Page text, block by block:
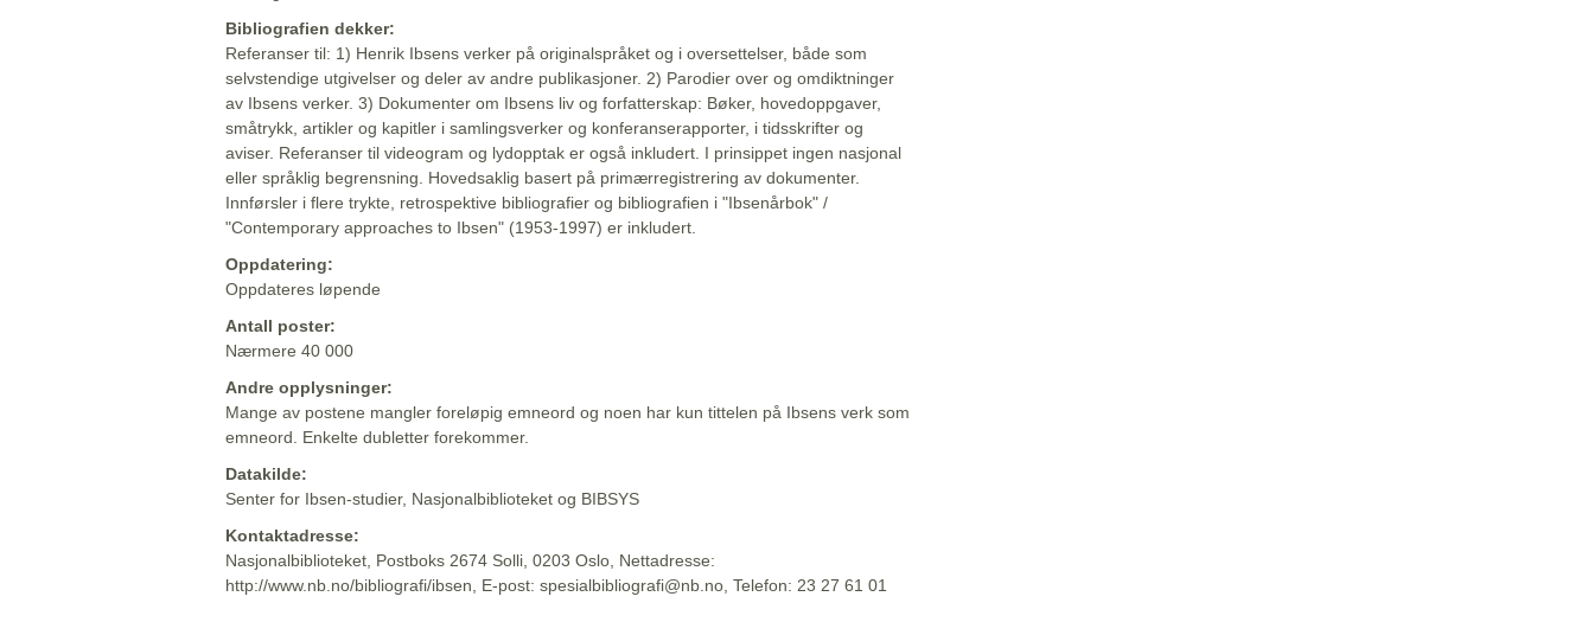
Bibliografien dekker:
Referanser til: 1) Henrik Ibsens verker på originalspråket og i oversettelser, både som
selvstendige utgivelser og deler av andre publikasjoner. 2) Parodier over og omdiktninger
av Ibsens verker. 3) Dokumenter om Ibsens liv og forfatterskap: Bøker, hovedoppgaver,
småtrykk, artikler og kapitler i samlingsverker og konferanserapporter, i tidsskrifter og
aviser. Referanser til videogram og lydopptak er også inkludert. I prinsippet ingen nasjonal
eller språklig begrensning. Hovedsaklig basert på primærregistrering av dokumenter.
Innførsler i flere trykte, retrospektive bibliografier og bibliografien i "Ibsenårbok" /
"Contemporary approaches to Ibsen" (1953-1997) er inkludert.
Oppdatering:
Oppdateres løpende
Antall poster:
Nærmere 40 000
Andre opplysninger:
Mange av postene mangler foreløpig emneord og noen har kun tittelen på Ibsens verk som
emneord. Enkelte dubletter forekommer.
Datakilde:
Senter for Ibsen-studier, Nasjonalbiblioteket og BIBSYS
Kontaktadresse:
Nasjonalbiblioteket, Postboks 2674 Solli, 0203 Oslo, Nettadresse:
http://www.nb.no/bibliografi/ibsen, E-post: spesialbibliografi@nb.no, Telefon: 23 27 61 01